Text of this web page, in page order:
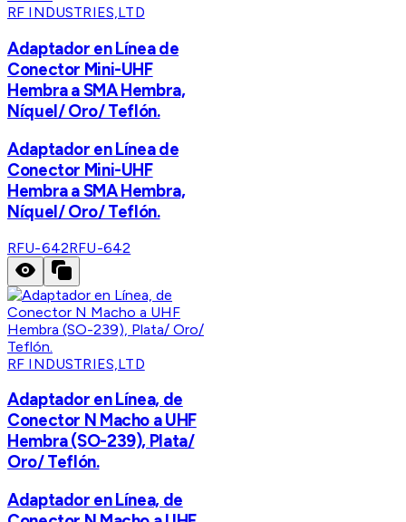
RF INDUSTRIES,LTD
Adaptador en Línea de
Conector Mini-UHF
Hembra a SMA Hembra,
Níquel/ Oro/ Teflón.
Adaptador en Línea de
Conector Mini-UHF
Hembra a SMA Hembra,
Níquel/ Oro/ Teflón.
RFU-642RFU-642
RF INDUSTRIES,LTD
Adaptador en Línea, de
Conector N Macho a UHF
Hembra (SO-239), Plata/
Oro/ Teflón.
Adaptador en Línea, de